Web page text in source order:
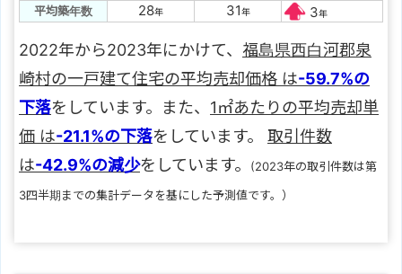
平均築年数 28年 31年 3年
2022年から2023年にかけて、 福島県西白河郡泉
崎村の一戸建て住宅の平均売却価格 は-59.7%の
下落をしています。また、 1㎡あたりの平均売却単
価 は-21.1%の下落をしています。 取引件数
は-42.9%の減少をしています。
(2023年の取引件数は第
3四半期までの集計データを基にした予測値です。）